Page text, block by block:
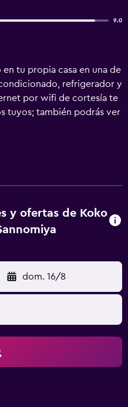
9.0
tu propia casa en una de
refrigerador y
por wifi de cortesía te
tuyos; también podrás ver
con canales vía
con ducha dispone
expendedora.
Con una ubicación céntrica
a 1,4 km de Santuario de
Sorakuen. Para Comer
a tu disposición para
de tu bebida favorita en
a 10:00, se sirve un
Las siguientes
sin abrir del 25 de
2022 (fechas sujetas a
y ofertas de Koko
dom. 16/8